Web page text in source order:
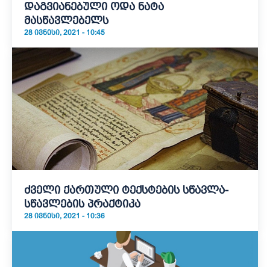
დაგვიანებული ოდა ნატა
მასწავლებელს
28 ᲘᲕᲜᲘᲡᲘ, 2021 - 10:45
ძველი ქართული ტექსტების სწავლა-
სწავლების პრაქტიკა
28 ᲘᲕᲜᲘᲡᲘ, 2021 - 10:36